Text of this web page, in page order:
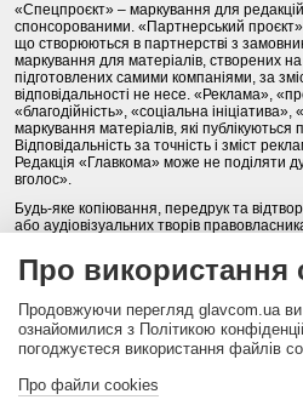
«Спецпроєкт» – маркування для
спонсорованими. «Партнерський
що створюються в партнерстві з
маркування для матеріалів, створених
підготовлених самими компаніями, за
відповідальності не несе. «Реклама»,
«благодійність», «соціальна
маркування матеріалів, які
Відповідальність за точність і зміст
Редакція «Главкома» може не поділяти
вголос».
Будь-яке копіювання, передрук та
або аудіовізуальних творів
Політика конфіденційності (Privacy
КОНТАКТИ НАША КОМАНДА АРХІВ
Партнери:DepositPhotos.com,
Про використання
Продовжуючи перегляд glavcom.ua
ознайомилися з Політикою
погоджуєтеся використання файлів
Про файли cookies